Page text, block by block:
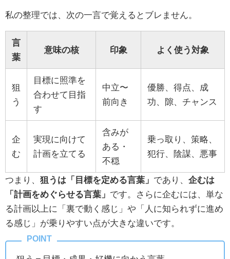
私の整理では、次の一言で覚えるとブレません。
言
葉
意味の核 印象 よく使う対象
狙
う
目標に照準を
合わせて目指
す
中立〜
前向き
優勝、得点、成
功、隙、チャンス
企
む
実現に向けて
計画を立てる
含みが
ある・
不穏
乗っ取り、策略、
犯行、陰謀、悪事
つまり、 狙うは「目標を定める言葉」 であり、 企むは
「計画をめぐらせる言葉」 です。さらに企むには、単な
る計画以上に「裏で動く感じ」や「人に知られずに進め
る感じ」が乗りやすい点が大きな違いです。